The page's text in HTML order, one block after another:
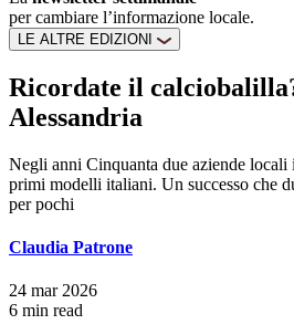
per cambiare l’informazione locale.
LE ALTRE EDIZIONI
Ricordate il
Alessandria
Negli anni Cinquanta due aziende
primi modelli italiani. Un successo che
per pochi
Claudia Patrone
24 mar 2026
6 min read